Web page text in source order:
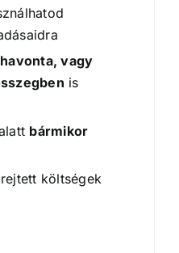
havonta, vagy
is
bármikor
költségek